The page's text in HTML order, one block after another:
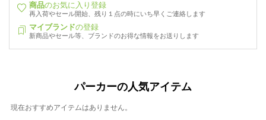
商品のお気に入り登録
再入荷やセール開始、残り１点の時にいち早くご連絡します
マイブランドの登録
新商品やセール等、ブランドのお得な情報をお送りします
パーカーの人気アイテム
現在おすすめアイテムはありません。